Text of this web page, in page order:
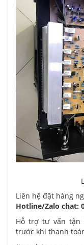
Liên hệ đặt hàng
Hotline/Zalo chat:
Hỗ trợ tư vấn tận
trước khi thanh